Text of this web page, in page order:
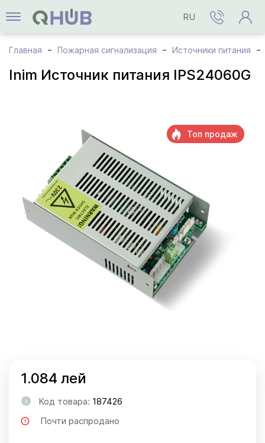
RU
Главная Пожарная сигнализация Источники питания
Inim Источник питания IPS24060G
Топ продаж
1.084 лей
Код товара: 187426
Почти распродано